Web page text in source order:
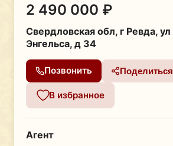
2 490 000 ₽
Свердловская обл, г Ревда, ул
Энгельса, д 34
Позвонить Поделиться
В избранное
Агент